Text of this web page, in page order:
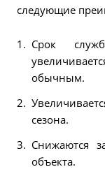
следующие
Срок
обычным.
сезона.
Снижаются
объекта.